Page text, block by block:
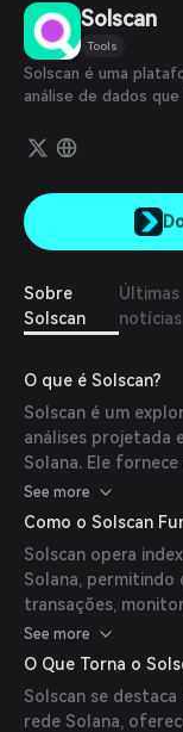
हिन्दी
Español
Português (Brasil)
Solscan
Tools
Solscan é uma
análise de dados
Sobre
Solscan
Últimas
notícias
O que é Solscan?
Solscan é um
análises projetada
Solana. Ele
sobre transações,
permitindo
See more
Como o Solscan
Solscan opera
Solana, permitindo
transações,
métricas de tokens.
exploração de
See more
O Que Torna o
Solscan se
rede Solana,